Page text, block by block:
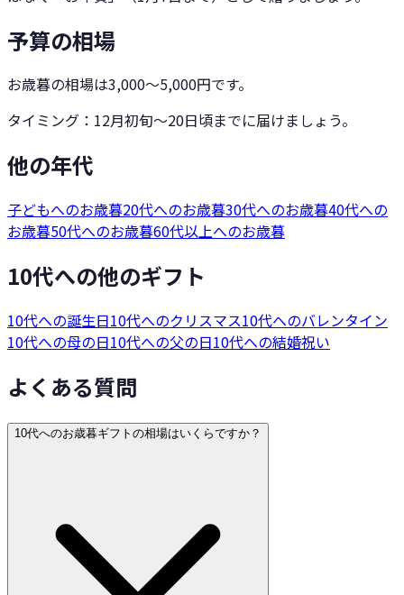
予算の相場
お歳暮の相場は3,000〜5,000円です。
タイミング： 12月初旬〜20日頃までに届けましょう。
他の年代
子どもへのお歳暮20代へのお歳暮30代へのお歳暮40代への
お歳暮50代へのお歳暮60代以上へのお歳暮
10代への他のギフト
10代への誕生日10代へのクリスマス10代へのバレンタイン
10代への母の日10代への父の日10代への結婚祝い
よくある質問
10代へのお歳暮ギフトの相場はいくらですか？